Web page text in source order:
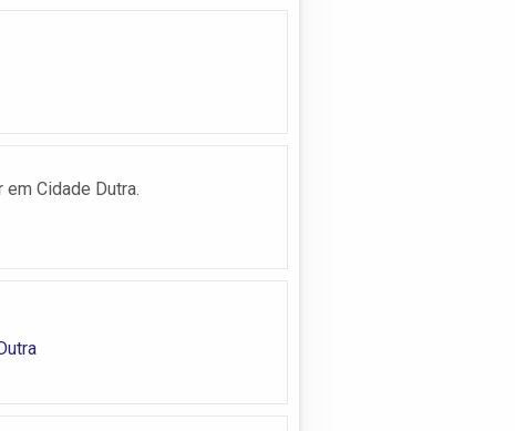
Cidade Dutra.